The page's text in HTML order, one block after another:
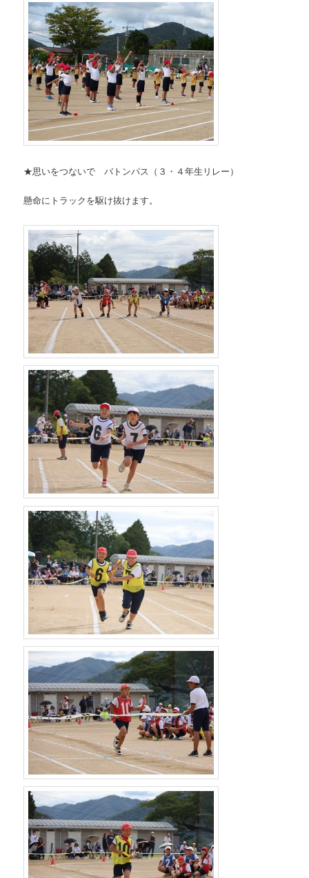
★思いをつないで バトンパス（３・４年生リレー）
懸命にトラックを駆け抜けます。